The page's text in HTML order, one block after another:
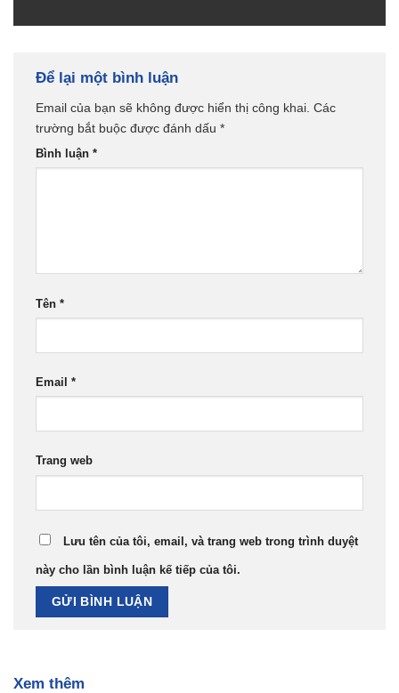
Để lại một bình luận
Email của bạn sẽ không được hiển thị công khai. Các
trường bắt buộc được đánh dấu *
Bình luận *
Tên *
Email *
Trang web
Lưu tên của tôi, email, và trang web trong trình duyệt
này cho lần bình luận kế tiếp của tôi.
Xem thêm